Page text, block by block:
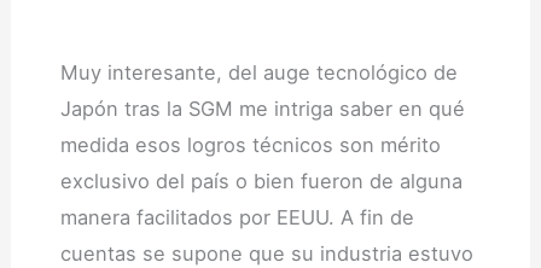
Muy interesante, del auge tecnológico de
Japón tras la SGM me intriga saber en qué
medida esos logros técnicos son mérito
exclusivo del país o bien fueron de alguna
manera facilitados por EEUU. A fin de
cuentas se supone que su industria estuvo